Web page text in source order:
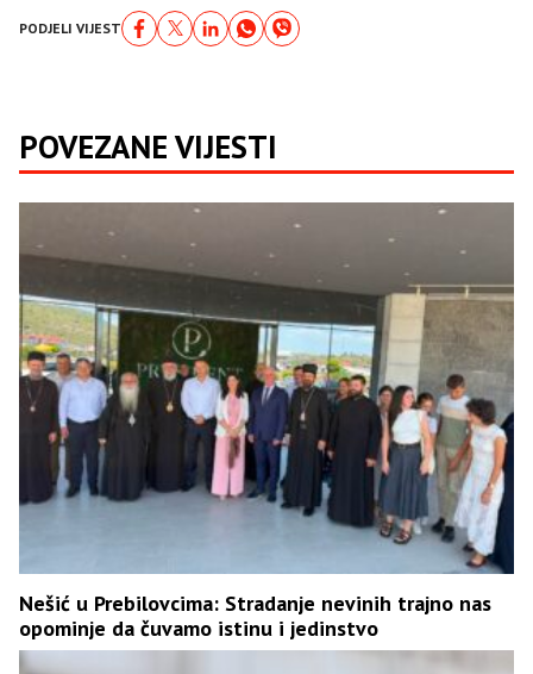
PODJELI VIJEST
POVEZANE VIJESTI
Nešić u Prebilovcima: Stradanje nevinih trajno nas
opominje da čuvamo istinu i jedinstvo